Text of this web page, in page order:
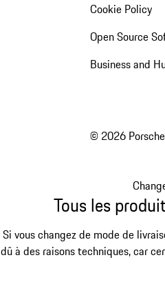
Cookie Policy
Open Source
Business and
© 2026
Tous les
Si vous changez de mode de
dû à des raisons techniques, car